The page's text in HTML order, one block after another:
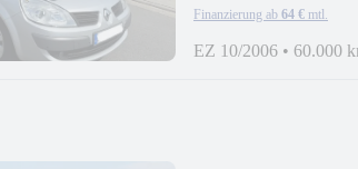
Finanzierung ab 64 € mtl.
EZ 10/2006 • 60.000